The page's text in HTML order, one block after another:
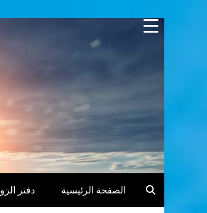
Skip
الصفحة الرئيسية دفتر